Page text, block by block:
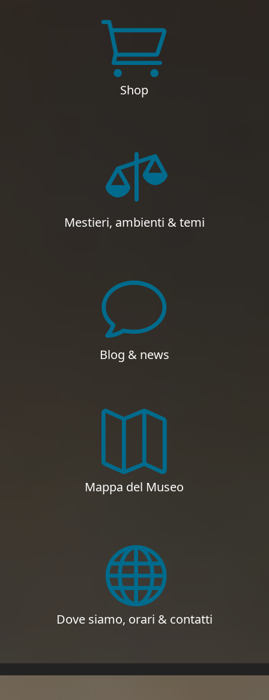
Shop
Mestieri, ambienti & temi
Blog & news
Mappa del Museo
Dove siamo, orari & contatti